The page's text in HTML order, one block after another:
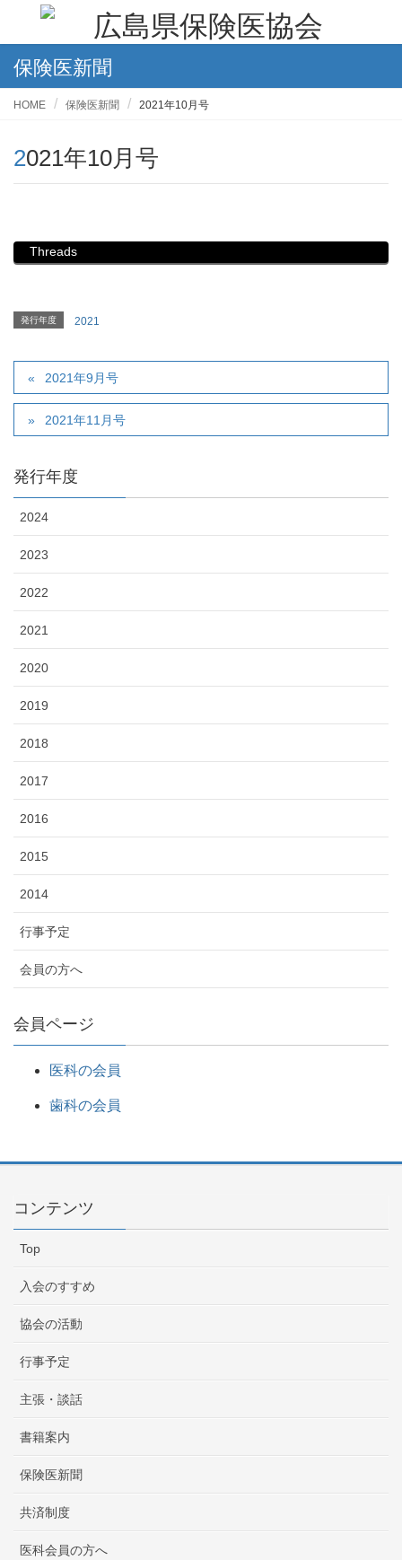
保険医新聞
HOME 保険医新聞 2021年10月号
2021年10月号
Threads
発行年度 2021
2021年9月号
2021年11月号
発行年度
2024
2023
2022
2021
2020
2019
2018
2017
2016
2015
2014
行事予定
会員の方へ
会員ページ
医科の会員
歯科の会員
コンテンツ
Top
入会のすすめ
協会の活動
行事予定
主張・談話
書籍案内
保険医新聞
共済制度
医科会員の方へ